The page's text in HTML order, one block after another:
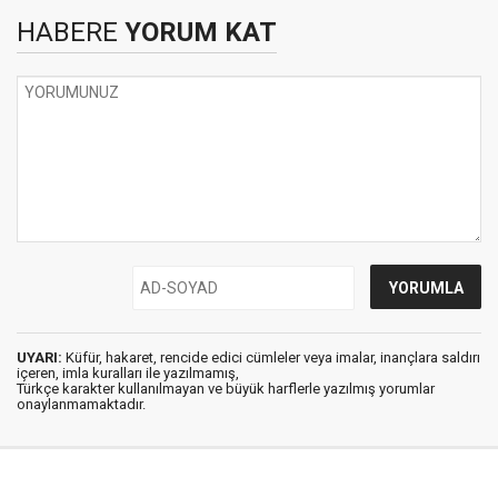
HABERE YORUM KAT
UYARI: Küfür, hakaret, rencide edici cümleler veya imalar, inançlara saldırı
içeren, imla kuralları ile yazılmamış,
Türkçe karakter kullanılmayan ve büyük harflerle yazılmış yorumlar
onaylanmamaktadır.